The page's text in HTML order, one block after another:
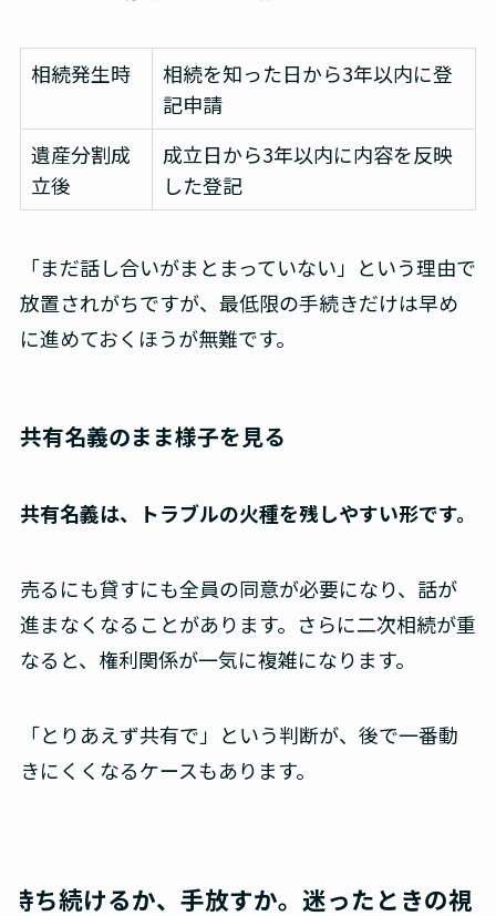
相続発生時
相続を知った日から3年以内に登
記申請
遺産分割成
立後
成立日から3年以内に内容を反映
した登記
「まだ話し合いがまとまっていない」という理由で
放置されがちですが、最低限の手続きだけは早め
に進めておくほうが無難です。
共有名義のまま様子を見る
共有名義は、トラブルの火種を残しやすい形です。
売るにも貸すにも全員の同意が必要になり、話が
進まなくなることがあります。さらに二次相続が重
なると、権利関係が一気に複雑になります。
「とりあえず共有で」という判断が、後で一番動
きにくくなるケースもあります。
持ち続けるか、手放すか。迷ったときの視